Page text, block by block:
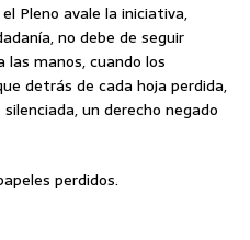
Pleno avale la iniciativa,
no debe de seguir
las manos, cuando los
detrás de cada hoja perdida,
un derecho negado
perdidos.